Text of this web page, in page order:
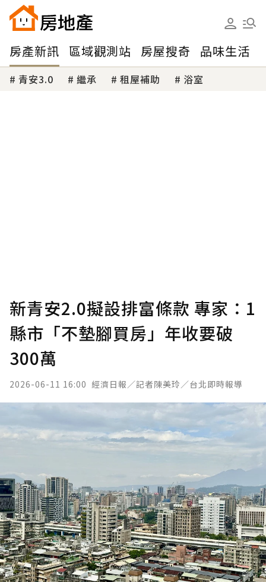
房產新訊 區域觀測站 房屋搜奇 品味生活
青安3.0 繼承 租屋補助 浴室
新青安2.0擬設排富條款 專家：1
縣市「不墊腳買房」年收要破
300萬
2026-06-11 16:00 經濟日報／記者陳美玲／台北即時報導